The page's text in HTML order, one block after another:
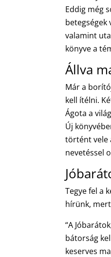
Eddig még
valamint
könyve a
Állva
Már a
kell ítélni.
Ágota a
Új
történt vele
nevetéssel
Tegye fel a
hírünk,
“A
bátorság
keserves